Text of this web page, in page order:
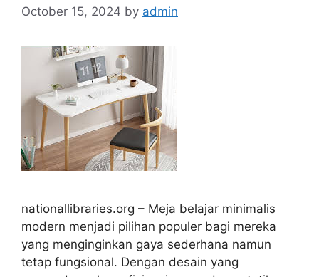
October 15, 2024 by admin
nationallibraries.org – Meja belajar minimalis
modern menjadi pilihan populer bagi mereka
yang menginginkan gaya sederhana namun
tetap fungsional. Dengan desain yang